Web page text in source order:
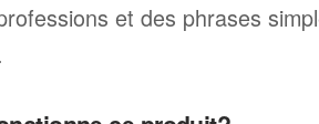
et des phrases